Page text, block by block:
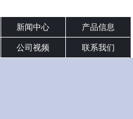
新闻中心 产品信息
公司视频 联系我们